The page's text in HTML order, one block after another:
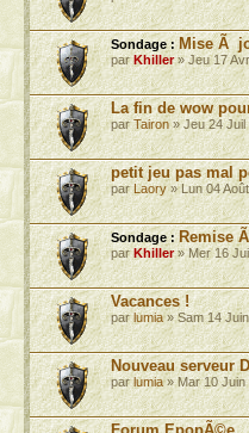
Sondage :Mise Ã
parKhiller» Jeu 17
La fin de wow
parTairon» Jeu 24 Juil
petit jeu pas mal
parLaory» Lun 04
Sondage :Remise
parKhiller» Mer 16
Vacances !
parlumia» Sam 14
Nouveau serveur
parlumia» Mar 10 Juin